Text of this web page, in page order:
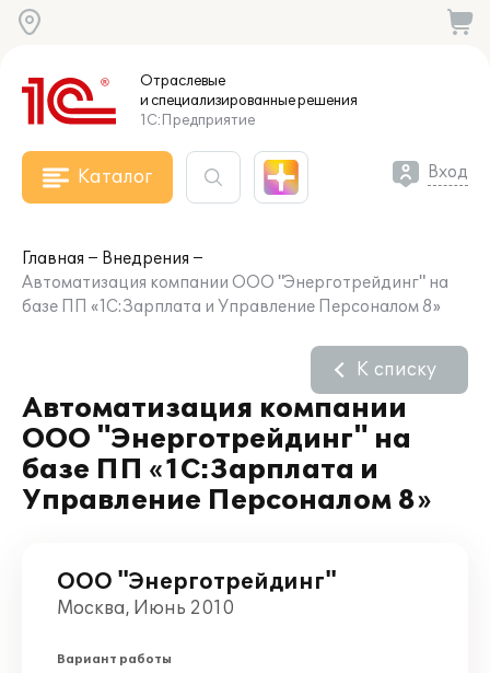
Отраслевые
и специализированныерешения
1С:Предприятие
Каталог Вход
Главная
Внедрения
Автоматизация компании ООО "Энерготрейдинг" на
базе ПП «1С:Зарплата и Управление Персоналом 8»
Автоматизация компании
ООО "Энерготрейдинг" на
базе ПП «1С:Зарплата и
Управление Персоналом 8»
К списку
ООО "Энерготрейдинг"
Москва, Июнь 2010
Вариант работы